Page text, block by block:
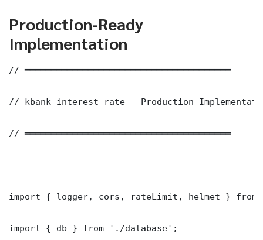
Production-Ready
Implementation
// ═══════════════════════════════════════
// kbank interest rate — Production
// ═══════════════════════════════════════
import { logger, cors, rateLimit, helmet } from
import { db } from './database';